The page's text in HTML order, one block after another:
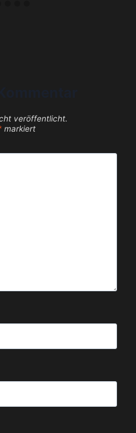
veröffentlicht.
markiert